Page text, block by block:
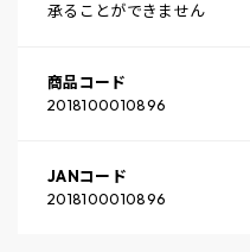
承ることができません
商品コード
2018100010896
JANコード
2018100010896